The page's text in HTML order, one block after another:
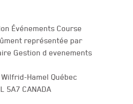
Événements Course
représentée par
Gestion d evenements
Hamel Québec
5A7 CANADA